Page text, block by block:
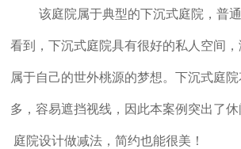
该庭院属于典型的下沉式庭院，普通
看到，下沉式庭院具有很好的私人空间
属于自己的世外桃源的梦想。下沉式庭
多，容易遮挡视线，因此本案例突出了休
庭院设计做减法，简约也能很美！